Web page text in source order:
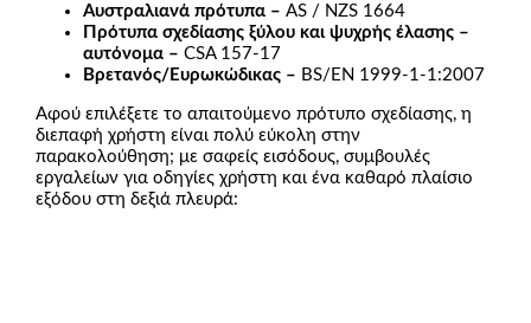
Αυστραλιανά πρότυπα – AS / NZS 1664
Πρότυπα σχεδίασης ξύλου και ψυχρής έλασης –
αυτόνομα – CSA 157-17
Βρετανός/Ευρωκώδικας – BS/EN 1999-1-1:2007
Αφού επιλέξετε το απαιτούμενο πρότυπο σχεδίασης, η
διεπαφή χρήστη είναι πολύ εύκολη στην
παρακολούθηση; με σαφείς εισόδους, συμβουλές
εργαλείων για οδηγίες χρήστη και ένα καθαρό πλαίσιο
εξόδου στη δεξιά πλευρά: